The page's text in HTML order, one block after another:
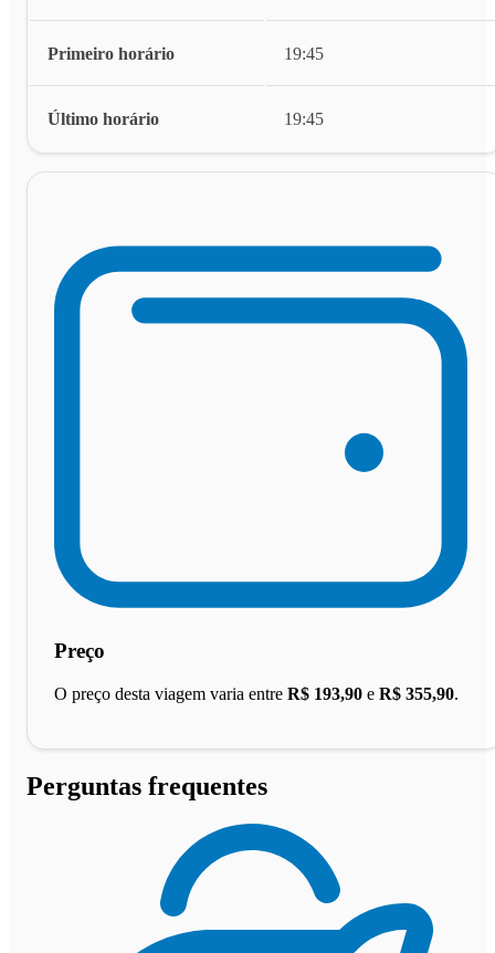
Primeiro horário 19:45
Último horário 19:45
Preço
O preço desta viagem varia entre R$ 193,90 e R$ 355,90.
Perguntas frequentes